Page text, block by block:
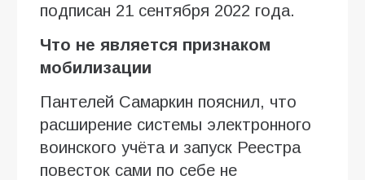
подписан 21 сентября 2022 года.
Что не является признаком
мобилизации
Пантелей Самаркин пояснил, что
расширение системы электронного
воинского учёта и запуск Реестра
повесток сами по себе не